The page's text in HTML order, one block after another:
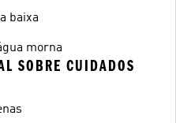
baixa
morna
SOBRE CUIDADOS